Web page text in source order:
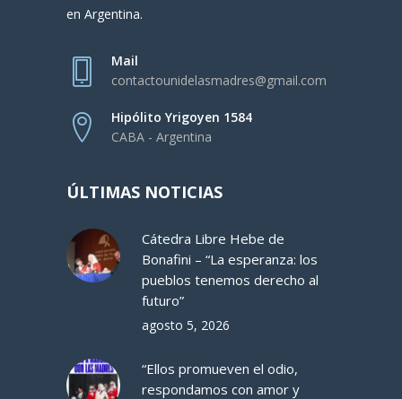
en Argentina.
Mail
contactounidelasmadres@gmail.com
Hipólito Yrigoyen 1584
CABA - Argentina
ÚLTIMAS NOTICIAS
Cátedra Libre Hebe de
Bonafini – “La esperanza: los
pueblos tenemos derecho al
futuro”
agosto 5, 2026
“Ellos promueven el odio,
respondamos con amor y